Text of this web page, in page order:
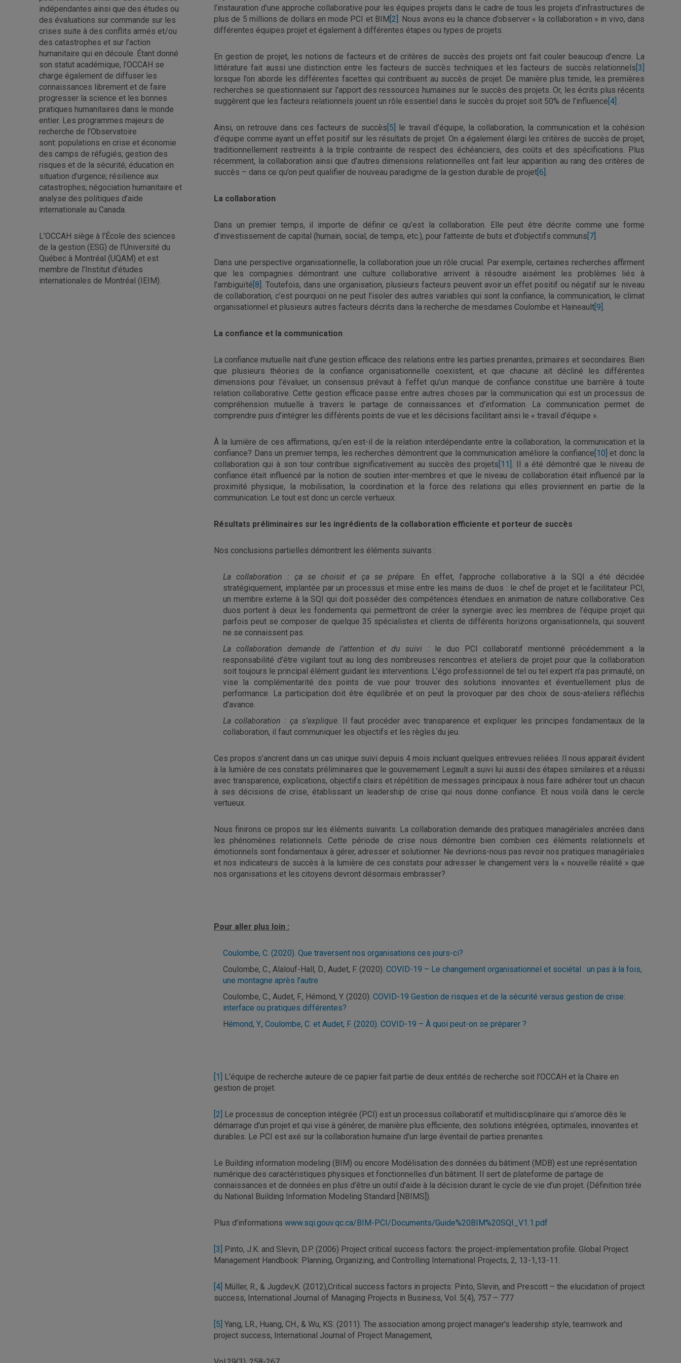
indépendantes ainsi que des études ou
des évaluations sur commande sur les
crises suite à des conflits armés et/ou
des catastrophes et sur l’action
humanitaire qui en découle. Étant donné
son statut académique, l’OCCAH se
charge également de diffuser les
connaissances librement et de faire
progresser la science et les bonnes
pratiques humanitaires dans le monde
entier. Les programmes majeurs de
recherche de l’Observatoire
sont: populations en crise et économie
des camps de réfugiés; gestion des
risques et de la sécurité; éducation en
situation d’urgence; résilience aux
catastrophes; négociation humanitaire et
analyse des politiques d’aide
internationale au Canada.
L’OCCAH siège à l’École des sciences
de la gestion (ESG) de l’Université du
Québec à Montréal (UQAM) et est
membre de l’Institut d’études
internationales de Montréal (IEIM).
l’instauration d’une approche collaborative pour les équipes projets dans le cadre de tous les projets d’infrastructures de
plus de 5 millions de dollars en mode PCI et BIM [2]
. Nous avons eu la chance d’observer « la collaboration » in vivo, dans
différentes équipes projet et également à différentes étapes ou types de projets.
En gestion de projet, les notions de facteurs et de critères de succès des projets ont fait couler beaucoup d’encre. La
littérature fait aussi une distinction entre les facteurs de succès techniques et les facteurs de succès relationnels [3]
lorsque l’on aborde les différentes facettes qui contribuent au succès de projet. De manière plus timide, les premières
recherches se questionnaient sur l’apport des ressources humaines sur le succès des projets. Or, les écrits plus récents
suggèrent que les facteurs relationnels jouent un rôle essentiel dans le succès du projet soit 50% de l’influence [4]
Ainsi, on retrouve dans ces facteurs de succès [5]
le travail d’équipe, la collaboration, la communication et la cohésion
d’équipe comme ayant un effet positif sur les résultats de projet. On a également élargi les critères de succès de projet,
traditionnellement restreints à la triple contrainte de respect des échéanciers, des coûts et des spécifications. Plus
récemment, la collaboration ainsi que d’autres dimensions relationnelles ont fait leur apparition au rang des critères de
succès – dans ce qu’on peut qualifier de nouveau paradigme de la gestion durable de projet [6]
La collaboration
Dans un premier temps, il importe de définir ce qu’est la collaboration. Elle peut être décrite comme une forme
d’investissement de capital (humain, social, de temps, etc.), pour l’atteinte de buts et d’objectifs communs [7]
Dans une perspective organisationnelle, la collaboration joue un rôle crucial. Par exemple, certaines recherches affirment
que les compagnies démontrant une culture collaborative arrivent à résoudre aisément les problèmes liés à
l’ambiguïté [8]
. Toutefois, dans une organisation, plusieurs facteurs peuvent avoir un effet positif ou négatif sur le niveau
de collaboration, c’est pourquoi on ne peut l’isoler des autres variables qui sont la confiance, la communication, le climat
organisationnel et plusieurs autres facteurs décrits dans la recherche de mesdames Coulombe et Haineault [9]
La confiance et la communication
La confiance mutuelle nait d’une gestion efficace des relations entre les parties prenantes, primaires et secondaires. Bien
que plusieurs théories de la confiance organisationnelle coexistent, et que chacune ait décliné les différentes
dimensions pour l’évaluer, un consensus prévaut à l’effet qu’un manque de confiance constitue une barrière à toute
relation collaborative. Cette gestion efficace passe entre autres choses par la communication qui est un processus de
compréhension mutuelle à travers le partage de connaissances et d’information. La communication permet de
comprendre puis d’intégrer les différents points de vue et les décisions facilitant ainsi le « travail d’équipe ».
À la lumière de ces affirmations, qu’en est-il de la relation interdépendante entre la collaboration, la communication et la
confiance? Dans un premier temps, les recherches démontrent que la communication améliore la confiance [10] et donc la
collaboration qui à son tour contribue significativement au succès des projets [11]
. Il a été démontré que le niveau de
confiance était influencé par la notion de soutien inter-membres et que le niveau de collaboration était influencé par la
proximité physique, la mobilisation, la coordination et la force des relations qui elles proviennent en partie de la
communication. Le tout est donc un cercle vertueux.
Résultats préliminaires sur les ingrédients de la collaboration efficiente et porteur de succès
Nos conclusions partielles démontrent les éléments suivants :
La collaboration : ça se choisit et ça se prépare.
En effet, l’approche collaborative à la SQI a été décidée
stratégiquement, implantée par un processus et mise entre les mains de duos : le chef de projet et le facilitateur PCI,
un membre externe à la SQI qui doit posséder des compétences étendues en animation de nature collaborative. Ces
duos portent à deux les fondements qui permettront de créer la synergie avec les membres de l’équipe projet qui
parfois peut se composer de quelque 35 spécialistes et clients de différents horizons organisationnels, qui souvent
ne se connaissent pas.
La collaboration demande de l’attention et du suivi : le duo PCI collaboratif mentionné précédemment a la
responsabilité d’être vigilant tout au long des nombreuses rencontres et ateliers de projet pour que la collaboration
soit toujours le principal élément guidant les interventions. L’égo professionnel de tel ou tel expert n’a pas primauté, on
vise la complémentarité des points de vue pour trouver des solutions innovantes et éventuellement plus de
performance. La participation doit être équilibrée et on peut la provoquer par des choix de sous-ateliers réfléchis
d’avance.
La collaboration : ça s’explique. Il faut procéder avec transparence et expliquer les principes fondamentaux de la
collaboration, il faut communiquer les objectifs et les règles du jeu.
Ces propos s’ancrent dans un cas unique suivi depuis 4 mois incluant quelques entrevues reliées. Il nous apparait évident
à la lumière de ces constats préliminaires que le gouvernement Legault a suivi lui aussi des étapes similaires et a réussi
avec transparence, explications, objectifs clairs et répétition de messages principaux à nous faire adhérer tout un chacun
à ses décisions de crise, établissant un leadership de crise qui nous donne confiance. Et nous voilà dans le cercle
vertueux.
Nous finirons ce propos sur les éléments suivants. La collaboration demande des pratiques managériales ancrées dans
les phénomènes relationnels. Cette période de crise nous démontre bien combien ces éléments relationnels et
émotionnels sont fondamentaux à gérer, adresser et solutionner. Ne devrions-nous pas revoir nos pratiques managériales
et nos indicateurs de succès à la lumière de ces constats pour adresser le changement vers la « nouvelle réalité » que
nos organisations et les citoyens devront désormais embrasser?
Pour aller plus loin :
Coulombe, C. (2020). Que traversent nos organisations ces jours-ci?
Coulombe, C., Alalouf-Hall, D., Audet, F. (2020). COVID-19 – Le changement organisationnel et sociétal : un pas à la fois,
une montagne après l’autre
Coulombe, C., Audet, F., Hémond, Y. (2020). COVID-19 Gestion de risques et de la sécurité versus gestion de crise:
interface ou pratiques différentes?
Hémond, Y., Coulombe, C. et Audet, F. (2020). COVID-19 – À quoi peut-on se préparer ?
[1]
L’équipe de recherche auteure de ce papier fait partie de deux entités de recherche soit l’OCCAH et la Chaire en
gestion de projet.
[2] Le processus de conception intégrée (PCI) est un processus collaboratif et multidisciplinaire qui s’amorce dès le
démarrage d’un projet et qui vise à générer, de manière plus efficiente, des solutions intégrées, optimales, innovantes et
durables. Le PCI est axé sur la collaboration humaine d’un large éventail de parties prenantes.
Le Building information modeling (BIM) ou encore Modélisation des données du bâtiment (MDB) est une représentation
numérique des caractéristiques physiques et fonctionnelles d’un bâtiment. Il sert de plateforme de partage de
connaissances et de données en plus d’être un outil d’aide à la décision durant le cycle de vie d’un projet. (Définition tirée
du National Building Information Modeling Standard [NBIMS]).
Plus d’informations www.sqi.gouv.qc.ca/BIM-PCI/Documents/Guide%20BIM%20SQI_V1.1.pdf
[3] Pinto, J.K. and Slevin, D.P. (2006) Project critical success factors: the project-implementation profile. Global Project
Management Handbook: Planning, Organizing, and Controlling International Projects, 2, 13-1,13-11.
[4] Müller, R., & Jugdev,K. (2012),Critical success factors in projects: Pinto, Slevin, and Prescott – the elucidation of project
success, International Journal of Managing Projects in Business, Vol. 5(4), 757 – 777
[5] Yang, LR., Huang, CH., & Wu, KS. (2011). The association among project manager’s leadership style, teamwork and
project success, International Journal of Project Management,